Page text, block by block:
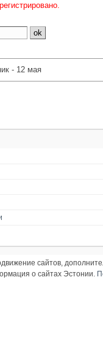
- 12 мая
сайтов,
о сайтах Эстонии.